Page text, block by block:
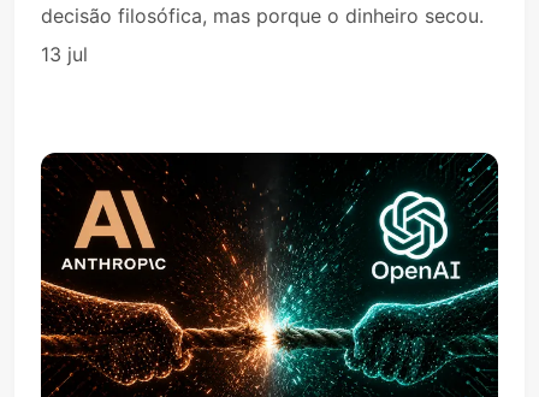
decisão filosófica, mas porque o dinheiro secou.
13 jul